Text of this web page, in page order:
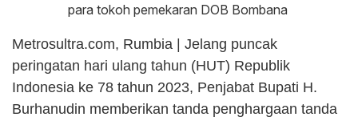
para tokoh pemekaran DOB Bombana
Metrosultra.com, Rumbia | Jelang puncak
peringatan hari ulang tahun (HUT) Republik
Indonesia ke 78 tahun 2023, Penjabat Bupati H.
Burhanudin memberikan tanda penghargaan tanda